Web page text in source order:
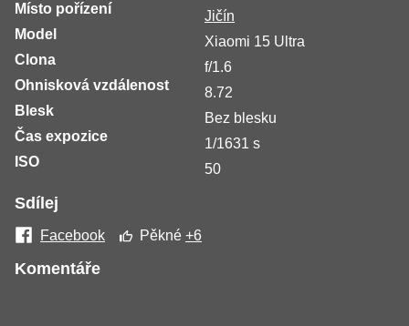
Místo pořízení
Jičín
Model
Xiaomi 15 Ultra
Clona
f/1.6
Ohnisková vzdálenost
8.72
Blesk
Bez blesku
Čas expozice
1/1631 s
ISO
50
Sdílej
Facebook Pěkné+6
Komentáře